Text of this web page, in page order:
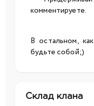
комментируете.
В остальном,
будьте собой;)
Склад клана